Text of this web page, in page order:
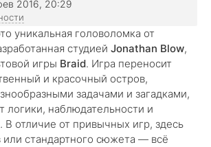
2016, 20:29
уникальная головоломка от
студией Jonathan Blow,
игры Braid. Игра переносит
и красочный остров,
задачами и загадками,
логики, наблюдательности и
В отличие от привычных игр, здесь
или стандартного сюжета — всё